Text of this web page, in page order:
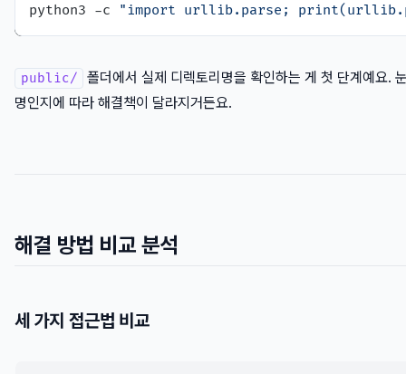
python3 -c
"import urllib.parse;
public/
폴더에서 실제 디렉토리명을 확인하는 게 첫 단계예요.
명인지에 따라 해결책이 달라지거든요.
해결 방법 비교 분석
세 가지 접근법 비교